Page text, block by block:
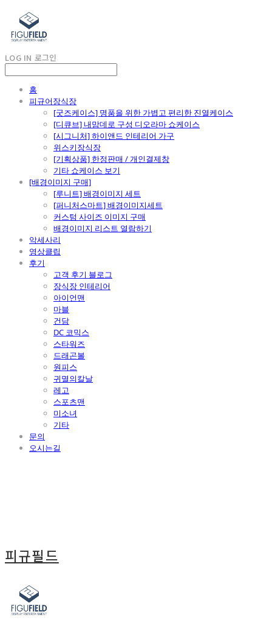
LOG IN 로그인
홈
피규어장식장
[굿즈케이스] 명품을 위한 가볍고 편리한 진열케이스
[디큐브] 내맘데로 구성 디오라마 쇼케이스
[시그니처] 하이앤드 인테리어 가구
위스키장식장
[기획상품] 한정판매 / 개인결제창
기타 쇼케이스 보기
[배경이미지 구매]
[루니트] 배경이미지 세트
[퍼니처스마트] 배경이미지세트
커스텀 사이즈 이미지 구매
배경이미지 리스트 열람하기
악세사리
영상클립
후기
고객 후기 블로그
장식장 인테리어
아이언맨
마블
건담
DC 코믹스
스타워즈
드래곤볼
원피스
귀멸의칼날
레고
스포츠맨
미소녀
기타
문의
오시는길
피규필드